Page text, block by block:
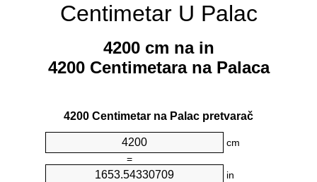
Centimetar U Palac
4200 cm na in
4200 Centimetara na Palaca
4200 Centimetar na Palac pretvarač
cm
=
in